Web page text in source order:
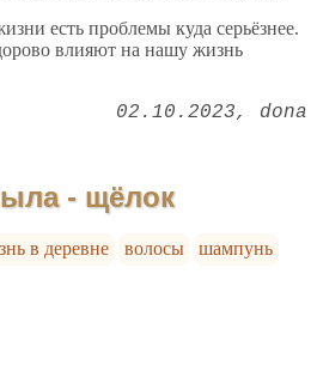
есть проблемы куда серьёзнее.
влияют на нашу жизнь
02.10.2023 dona
- щёлок
в деревне волосы
шампунь